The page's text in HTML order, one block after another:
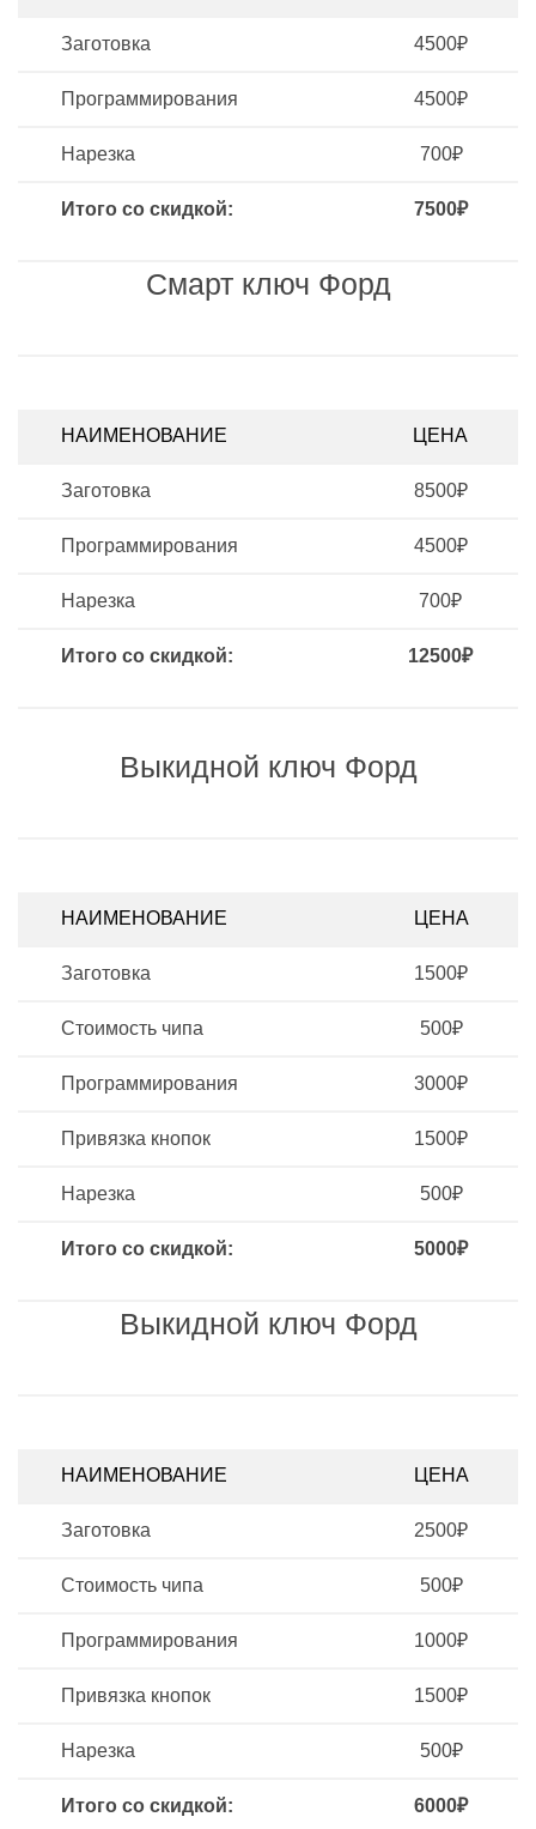
Заготовка 4500₽
Программирования 4500₽
Нарезка 700₽
Итого со скидкой: 7500₽
Смарт ключ Форд
НАИМЕНОВАНИЕ ЦЕНА
Заготовка 8500₽
Программирования 4500₽
Нарезка 700₽
Итого со скидкой: 12500₽
Выкидной ключ Форд
НАИМЕНОВАНИЕ ЦЕНА
Заготовка 1500₽
Стоимость чипа 500₽
Программирования 3000₽
Привязка кнопок 1500₽
Нарезка 500₽
Итого со скидкой: 5000₽
Выкидной ключ Форд
НАИМЕНОВАНИЕ ЦЕНА
Заготовка 2500₽
Стоимость чипа 500₽
Программирования 1000₽
Привязка кнопок 1500₽
Нарезка 500₽
Итого со скидкой: 6000₽